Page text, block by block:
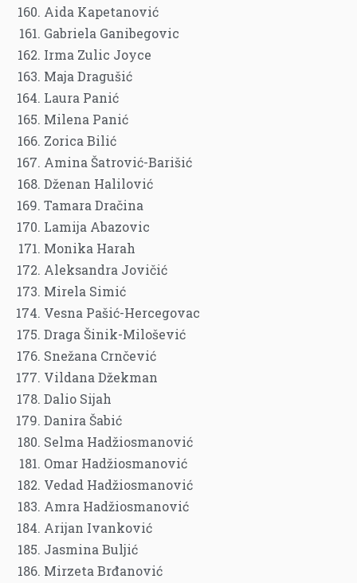
Aida Kapetanović
Gabriela Ganibegovic
Irma Zulic Joyce
Maja Dragušić
Laura Panić
Milena Panić
Zorica Bilić
Amina Šatrović-Barišić
Dženan Halilović
Tamara Dračina
Lamija Abazovic
Monika Harah
Aleksandra Jovičić
Mirela Simić
Vesna Pašić-Hercegovac
Draga Šinik-Milošević
Snežana Crnčević
Vildana Džekman
Dalio Sijah
Danira Šabić
Selma Hadžiosmanović
Omar Hadžiosmanović
Vedad Hadžiosmanović
Amra Hadžiosmanović
Arijan Ivanković
Jasmina Buljić
Mirzeta Brđanović